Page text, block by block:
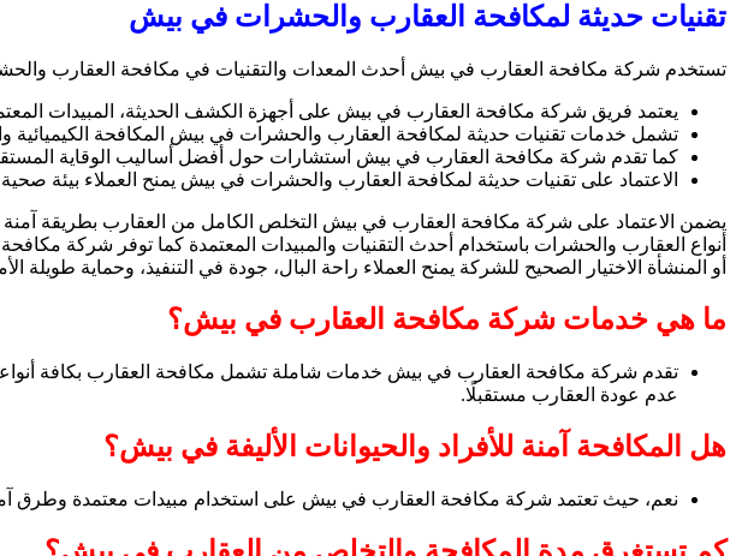
تقنيات حديثة لمكافحة العقارب والحشرات في بيش
تستخدم شركة مكافحة العقارب في بيش أحدث المعدات والتقنيات في مكافحة العقارب
يعتمد فريق شركة مكافحة العقارب في بيش على أجهزة الكشف الحديثة، المبيدات
تشمل خدمات تقنيات حديثة لمكافحة العقارب والحشرات في بيش المكافحة الكيميائية
كما تقدم شركة مكافحة العقارب في بيش استشارات حول أفضل أساليب الوقاية
الاعتماد على تقنيات حديثة لمكافحة العقارب والحشرات في بيش يمنح العملاء بيئة
يضمن الاعتماد على شركة مكافحة العقارب في بيش التخلص الكامل من العقارب بطريقة آمنة
أنواع العقارب والحشرات باستخدام أحدث التقنيات والمبيدات المعتمدة كما توفر شركة
أو المنشأة الاختيار الصحيح للشركة يمنح العملاء راحة البال، جودة في التنفيذ، وحماية
ما هي خدمات شركة مكافحة العقارب في بيش؟
تقدم شركة مكافحة العقارب في بيش خدمات شاملة تشمل مكافحة العقارب بكافة أنواعها،
عدم عودة العقارب مستقبلًا.
هل المكافحة آمنة للأفراد والحيوانات الأليفة في بيش؟
نعم، حيث تعتمد شركة مكافحة العقارب في بيش على استخدام مبيدات معتمدة وطرق آمنة،